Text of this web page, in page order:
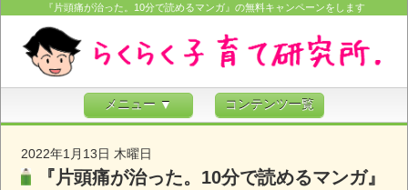
『片頭痛が治った。10分で読めるマンガ』の無料キャンペーンをします
メニュー ▼ コンテンツ一覧
2022年1月13日 木曜日
『片頭痛が治った。10分で読めるマンガ』